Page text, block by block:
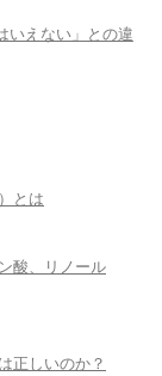
いえない」との違
とは
酸、リノール
正しいのか？